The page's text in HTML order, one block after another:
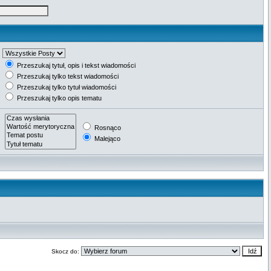
Przeszukaj tytuł, opis i tekst wiadomości
Przeszukaj tylko tekst wiadomości
Przeszukaj tylko tytuł wiadomości
Przeszukaj tylko opis tematu
Rosnąco
Malejąco
Skocz do: